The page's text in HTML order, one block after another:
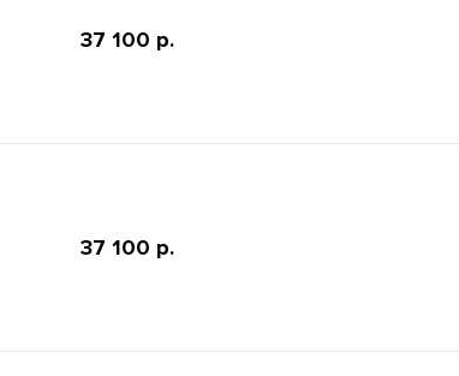
37 100 р.
37 100 р.